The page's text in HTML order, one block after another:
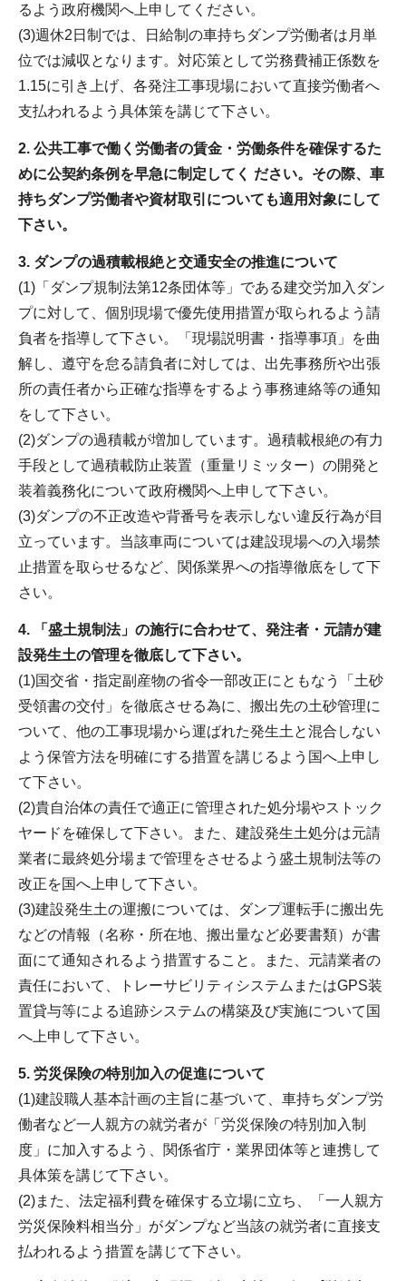
るよう政府機関へ上申してください。
(3)週休2日制では、日給制の車持ちダンプ労働者は月単
位では減収となります。対応策として労務費補正係数を
1.15に引き上げ、各発注工事現場において直接労働者へ
支払われるよう具体策を講じて下さい。
2. 公共工事で働く労働者の賃金・労働条件を確保するた
めに公契約条例を早急に制定してく ださい。その際、車
持ちダンプ労働者や資材取引についても適用対象にして
下さい。
3. ダンプの過積載根絶と交通安全の推進について
(1)「ダンプ規制法第12条団体等」である建交労加入ダン
プに対して、個別現場で優先使用措置が取られるよう請
負者を指導して下さい。「現場説明書・指導事項」を曲
解し、遵守を怠る請負者に対しては、出先事務所や出張
所の責任者から正確な指導をするよう事務連絡等の通知
をして下さい。
(2)ダンプの過積載が増加しています。過積載根絶の有力
手段として過積載防止装置（重量リミッター）の開発と
装着義務化について政府機関へ上申して下さい。
(3)ダンプの不正改造や背番号を表示しない違反行為が目
立っています。当該車両については建設現場への入場禁
止措置を取らせるなど、関係業界への指導徹底をして下
さい。
4. 「盛土規制法」の施行に合わせて、発注者・元請が建
設発生土の管理を徹底して下さい。
(1)国交省・指定副産物の省令一部改正にともなう「土砂
受領書の交付」を徹底させる為に、搬出先の土砂管理に
ついて、他の工事現場から運ばれた発生土と混合しない
よう保管方法を明確にする措置を講じるよう国へ上申し
て下さい。
(2)貴自治体の責任で適正に管理された処分場やストック
ヤードを確保して下さい。また、建設発生土処分は元請
業者に最終処分場まで管理をさせるよう盛土規制法等の
改正を国へ上申して下さい。
(3)建設発生土の運搬については、ダンプ運転手に搬出先
などの情報（名称・所在地、搬出量など必要書類）が書
面にて通知されるよう措置すること。また、元請業者の
責任において、トレーサビリティシステムまたはGPS装
置貸与等による追跡システムの構築及び実施について国
へ上申して下さい。
5. 労災保険の特別加入の促進について
(1)建設職人基本計画の主旨に基づいて、車持ちダンプ労
働者など一人親方の就労者が「労災保険の特別加入制
度」に加入するよう、関係省庁・業界団体等と連携して
具体策を講じて下さい。
(2)また、法定福利費を確保する立場に立ち、「一人親方
労災保険料相当分」がダンプなど当該の就労者に直接支
払われるよう措置を講じて下さい。